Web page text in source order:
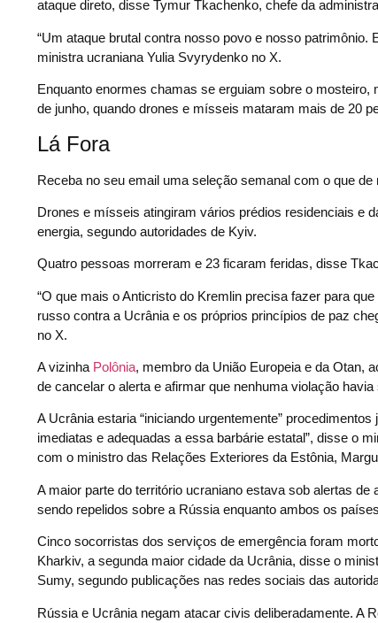
ataque direto, disse Tymur Tkachenko, chefe da
“Um ataque brutal contra nosso povo e nosso
ministra ucraniana Yulia Svyrydenko no X.
Enquanto enormes chamas se erguiam sobre o
de junho, quando drones e mísseis mataram mais de 20
Lá Fora
Receba no seu email uma seleção semanal com o que
Drones e mísseis atingiram vários prédios residenciais e
energia, segundo autoridades de Kyiv.
Quatro pessoas morreram e 23 ficaram feridas, disse
“O que mais o Anticristo do Kremlin precisa fazer para
russo contra a Ucrânia e os próprios princípios de paz
no X.
A vizinha Polônia, membro da União Europeia e da Otan,
de cancelar o alerta e afirmar que nenhuma violação
A Ucrânia estaria “iniciando urgentemente”
imediatas e adequadas a essa barbárie estatal”, disse o
com o ministro das Relações Exteriores da Estônia,
A maior parte do território ucraniano estava sob alertas
sendo repelidos sobre a Rússia enquanto ambos os
Cinco socorristas dos serviços de emergência foram
Kharkiv, a segunda maior cidade da Ucrânia, disse o
Sumy, segundo publicações nas redes sociais das
Rússia e Ucrânia negam atacar civis deliberadamente. A